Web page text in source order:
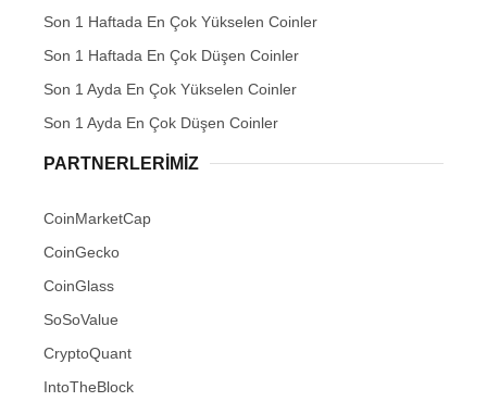
Son 1 Haftada En Çok Yükselen Coinler
Son 1 Haftada En Çok Düşen Coinler
Son 1 Ayda En Çok Yükselen Coinler
Son 1 Ayda En Çok Düşen Coinler
PARTNERLERIMIZ
CoinMarketCap
CoinGecko
CoinGlass
SoSoValue
CryptoQuant
IntoTheBlock